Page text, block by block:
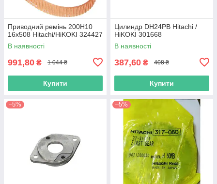
Приводний ремінь 200Н10
16х508 Hitachi/HiKOKI 324427
В наявності
991,80 ₴ 1 044 ₴
Купити
Цилиндр DH24PB Hitachi /
HiKOKI 301668
В наявності
387,60 ₴ 408 ₴
Купити
–5% –5%